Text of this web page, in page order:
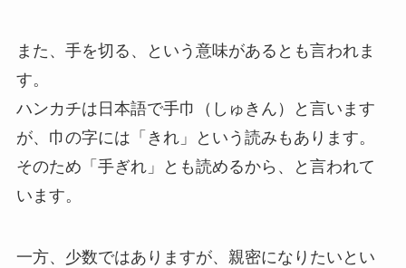
また、手を切る、という意味があるとも言われま
す。
ハンカチは日本語で手巾（しゅきん）と言います
が、巾の字には「きれ」という読みもあります。
そのため「手ぎれ」とも読めるから、と言われて
います。
一方、少数ではありますが、親密になりたいとい